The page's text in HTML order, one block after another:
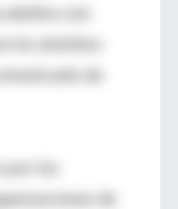
son
los ámbitos
de
por los
de